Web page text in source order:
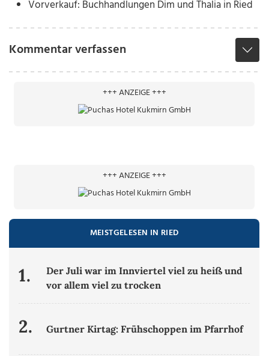
Vorverkauf: Buchhandlungen Dim und Thalia in Ried
Kommentar verfassen
+++ ANZEIGE +++
+++ ANZEIGE +++
MEISTGELESEN IN RIED
1.
Der Juli war im Innviertel viel zu heiß und
vor allem viel zu trocken
2. Gurtner Kirtag: Frühschoppen im Pfarrhof